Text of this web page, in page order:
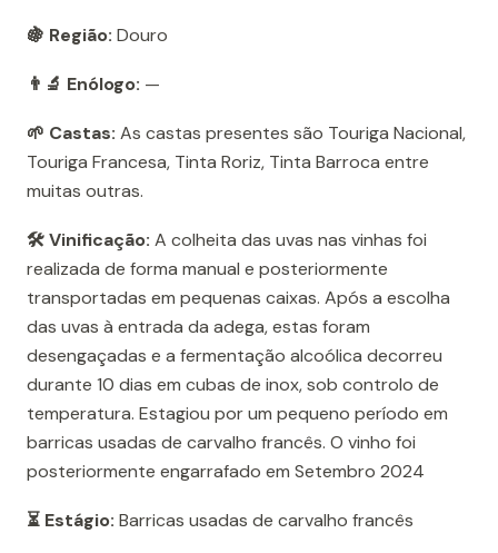
🍇 Região: Douro
👨‍🔬 Enólogo: —
🌱 Castas: As castas presentes são Touriga Nacional,
Touriga Francesa, Tinta Roriz, Tinta Barroca entre
muitas outras.
🛠️ Vinificação: A colheita das uvas nas vinhas foi
realizada de forma manual e posteriormente
transportadas em pequenas caixas. Após a escolha
das uvas à entrada da adega, estas foram
desengaçadas e a fermentação alcoólica decorreu
durante 10 dias em cubas de inox, sob controlo de
temperatura. Estagiou por um pequeno período em
barricas usadas de carvalho francês. O vinho foi
posteriormente engarrafado em Setembro 2024
⏳ Estágio: Barricas usadas de carvalho francês